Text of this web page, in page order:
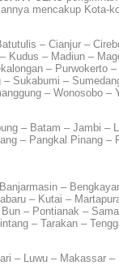
mencakup Kota-
– Cianjur –
Kudus – Madiun –
– Purwokerto
Sukabumi –
– Wonosobo –
– Batam – Jambi –
– Pangkal Pinang –
–
– Kutai –
– Pontianak –
– Tarakan –
– Luwu – Makassar